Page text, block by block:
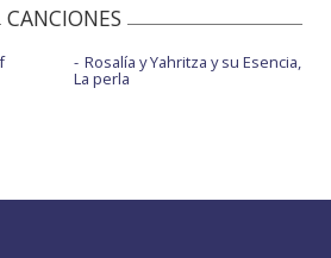
CANCIONES
Rosalía y Yahritza y su Esencia,
La perla